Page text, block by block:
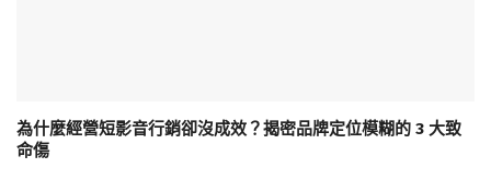
為什麼經營短影音行銷卻沒成效？揭密品牌定位模糊的 3 大致
命傷